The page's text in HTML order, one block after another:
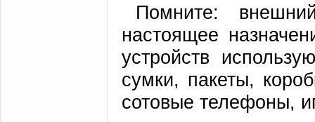
Помните:
настоящее
устройств
сумки, пакеты,
сотовые телефоны,